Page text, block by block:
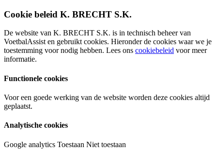
Cookie beleid K. BRECHT S.K.
De website van K. BRECHT S.K. is in technisch beheer van
VoetbalAssist en gebruikt cookies. Hieronder de cookies waar we je
toestemming voor nodig hebben. Lees ons cookiebeleid voor meer
informatie.
Functionele cookies
Voor een goede werking van de website worden deze cookies altijd
geplaatst.
Analytische cookies
Google analytics Toestaan Niet toestaan